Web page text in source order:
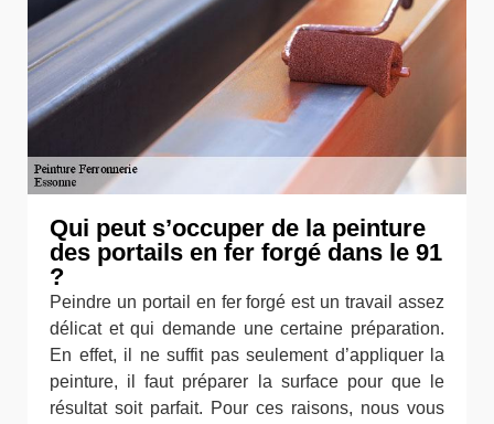
Qui peut s’occuper de la peinture
des portails en fer forgé dans le 91
?
Peindre un portail en fer forgé est un travail assez
délicat et qui demande une certaine préparation.
En effet, il ne suffit pas seulement d’appliquer la
peinture, il faut préparer la surface pour que le
résultat soit parfait. Pour ces raisons, nous vous